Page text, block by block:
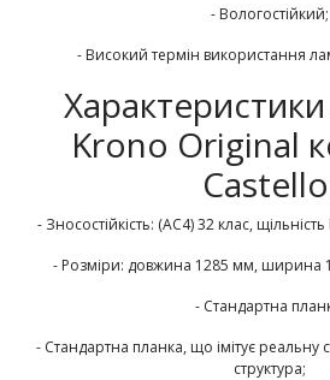
- Вологостійкий;
- Високий термін використання
Krono Original
- Зносостійкість: (AC4) 32 клас,
- Розміри: довжина 1285 мм, ширина
- Стандартна
- Стандартна планка, що імітує реальну
структура;